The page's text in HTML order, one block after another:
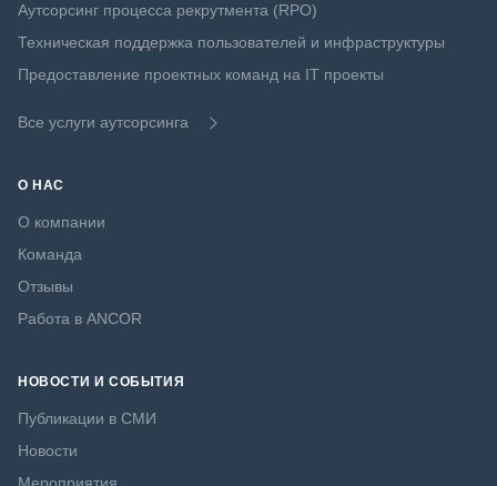
Аутсорсинг процесса рекрутмента (RPO)
Техническая поддержка пользователей и инфраструктуры
Предоставление проектных команд на IT проекты
Все услуги аутсорсинга
О НАС
О компании
Команда
Отзывы
Работа в ANCOR
НОВОСТИ И СОБЫТИЯ
Публикации в СМИ
Новости